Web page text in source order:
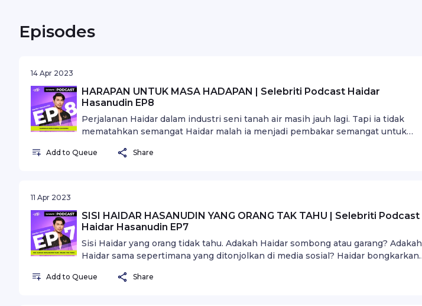
Episodes
14 Apr 2023
HARAPAN UNTUK MASA HADAPAN | Selebriti Podcast Haidar
Hasanudin EP8
Perjalanan Haidar dalam industri seni tanah air masih jauh lagi. Tapi ia tidak
mematahkan semangat Haidar malah ia menjadi pembakar semangat untuk
Add to Queue Share
11 Apr 2023
SISI HAIDAR HASANUDIN YANG ORANG TAK TAHU | Selebriti Podcast
Haidar Hasanudin EP7
Sisi Haidar yang orang tidak tahu. Adakah Haidar sombong atau garang? Adakah
Haidar sama sepertimana yang ditonjolkan di media sosial? Haidar bongkarkan
Add to Queue Share